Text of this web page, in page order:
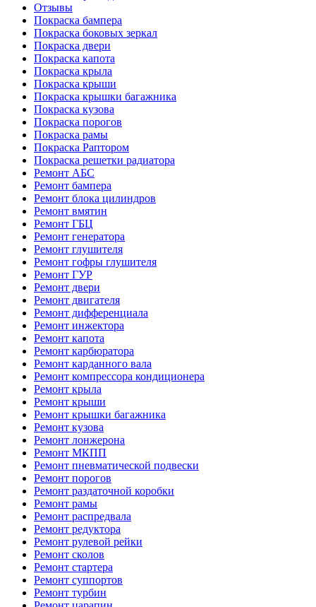
Отзывы
Покраска бампера
Покраска боковых зеркал
Покраска двери
Покраска капота
Покраска крыла
Покраска крыши
Покраска крышки багажника
Покраска кузова
Покраска порогов
Покраска рамы
Покраска Раптором
Покраска решетки радиатора
Ремонт АБС
Ремонт бампера
Ремонт блока цилиндров
Ремонт вмятин
Ремонт ГБЦ
Ремонт генератора
Ремонт глушителя
Ремонт гофры глушителя
Ремонт ГУР
Ремонт двери
Ремонт двигателя
Ремонт дифференциала
Ремонт инжектора
Ремонт капота
Ремонт карбюратора
Ремонт карданного вала
Ремонт компрессора кондиционера
Ремонт крыла
Ремонт крыши
Ремонт крышки багажника
Ремонт кузова
Ремонт лонжерона
Ремонт МКПП
Ремонт пневматической подвески
Ремонт порогов
Ремонт раздаточной коробки
Ремонт рамы
Ремонт распредвала
Ремонт редуктора
Ремонт рулевой рейки
Ремонт сколов
Ремонт стартера
Ремонт суппортов
Ремонт турбин